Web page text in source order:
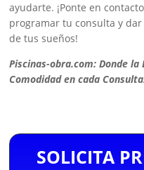
ayudarte. ¡Ponte en
programar tu consulta y
de tus sueños!
Piscinas-obra.com: Donde
Comodidad en cada
SOLICITA